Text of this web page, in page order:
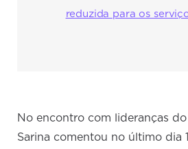
reduzida para os
No encontro com lideranças
Sarina comentou no último dia